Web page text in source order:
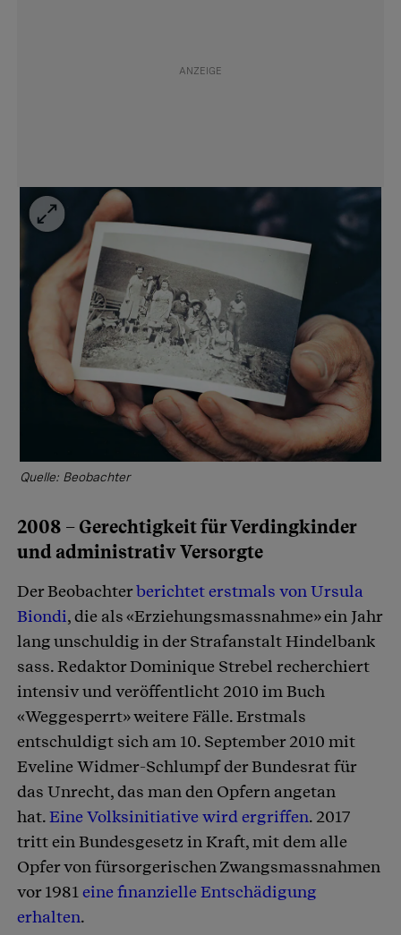
Quelle: Beobachter
2008 – Gerechtigkeit für Verdingkinder
und administrativ Versorgte
Der Beobachterberichtet erstmals von Ursula
Biondi, die als «Erziehungsmassnahme» ein Jahr
lang unschuldig in der Strafanstalt Hindelbank
sass. Redaktor Dominique Strebel recherchiert
intensiv und veröffentlicht 2010 im Buch
«Weggesperrt» weitere Fälle. Erstmals
entschuldigt sich am 10. September 2010 mit
Eveline Widmer-Schlumpf der Bundesrat für
das Unrecht, das man den Opfern angetan
hat.Eine Volksinitiative wird ergriffen. 2017
tritt ein Bundesgesetz in Kraft, mit dem alle
Opfer von fürsorgerischen Zwangsmassnahmen
vor 1981eine finanzielle Entschädigung
erhalten.